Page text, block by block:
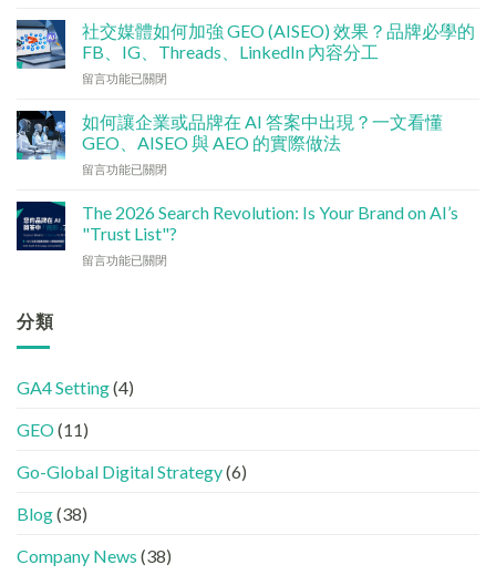
點
分
香
中
小
5
用
策
略〉
術
基
建
檢
清
單：
何
網
站
GEO
整
HTML
定
南〉
社交媒體如何加強 GEO (AISEO) 效果？品牌必學的
FB、IG、Threads、LinkedIn 內容分工
在
交
媒
體
如
加
強
(AISEO)
的
IG、
LinkedIn
容
工〉
中
留言功能已關閉
如何讓企業或品牌在 AI 答案中出現？一文看懂
GEO、AISEO 與 AEO 的實際做法
在
何
讓
業
案
出
一
看
懂
AISEO
留言功能已關閉
The 2026 Search Revolution: Is Your Brand on AI’s
"Trust List"?
在
已
進
代
品
留言功能已關閉
分類
GA4 Setting(4)
GEO(11)
Go-Global Digital Strategy(6)
Blog(38)
Company News (38)